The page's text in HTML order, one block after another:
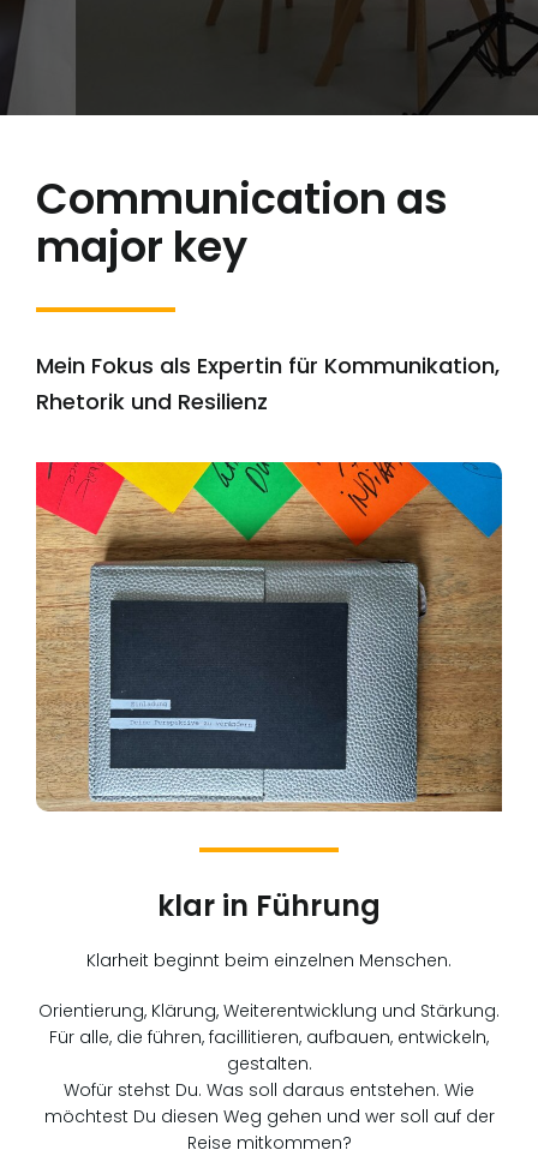
Communication as
major key
Mein Fokus als Expertin für Kommunikation,
Rhetorik und Resilienz
klar in Führung
Klarheit beginnt beim einzelnen Menschen.
Orientierung, Klärung, Weiterentwicklung und Stärkung.
Für alle, die führen, facillitieren, aufbauen, entwickeln,
gestalten.
Wofür stehst Du. Was soll daraus entstehen. Wie
möchtest Du diesen Weg gehen und wer soll auf der
Reise mitkommen?